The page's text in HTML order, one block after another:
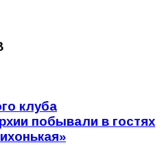
клуба
побывали в гостях